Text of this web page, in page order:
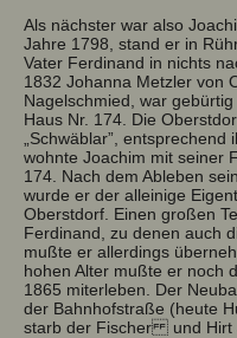
Als nächster war also
Jahre 1798, stand er in
Vater Ferdinand in nichts
1832 Johanna Metzler von
Nagelschmied, war
Haus Nr. 174. Die
„Schwäblar”,
wohnte Joachim mit seiner
174. Nach dem Ableben
wurde er der alleinige
Oberstdorf. Einen großen
Ferdinand, zu denen auch
mußte er allerdings
hohen Alter mußte er noch
1865 miterleben. Der
der Bahnhofstraße (heute
starb der Fischer und Hirt